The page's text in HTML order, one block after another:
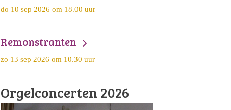
do 10 sep 2026 om 18.00 uur
Remonstranten
zo 13 sep 2026 om 10.30 uur
Orgelconcerten 2026